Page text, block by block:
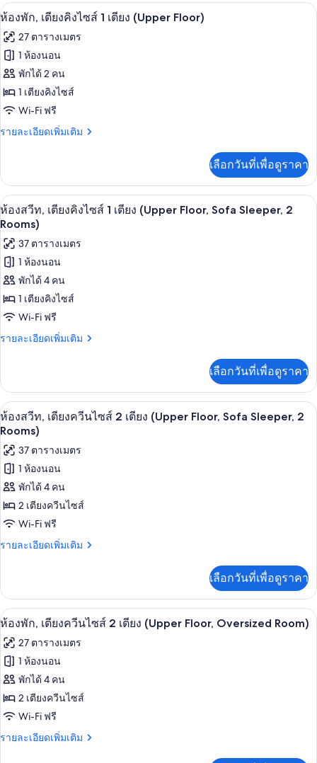
เตียง
(Upper
Floor)
ห้อง
เตียง
ควีน
ไซส์
2
เตียง
(Upper
Floor)
เปิด
ภาพถ่าย
ทั้งหมด
ของ
ห้อง
พัก,
เตียง
ไซส์
เตียง
(Upper
Floor)
โต๊ะทำงาน, พื้นที่ทำงานแบบใช้แล็ปท็อ
8
ห้องพัก, เตียงคิงไซส์ 1 เตียง (Upper Floor)
27 ตารางเมตร
1 ห้องนอน
พักได้ 2 คน
1 เตียงคิงไซส์
Wi-Fi ฟรี
รายละเอียดเพิ่มเติม
ราย
เกี่ยว
กับ
ห้อง
พัก,
คิง
ไซส์
เตียง
(Upper
เลือกวันที่เพื่อดูราคา
เปิด
ภาพถ่าย
ทั้งหมด
ของ
ห้อง
สวีท,
1
เตียง
(Upper
Floor,
Sofa
Sleeper,
2
Rooms)
โต๊ะทำงาน, พื้นที่ทำงานแบบใช้แล็ปท็อ
9
ห้องสวีท, เตียงคิงไซส์ 1 เตียง (Upper Floor, Sofa Sleeper, 2
Rooms)
37 ตารางเมตร
1 ห้องนอน
พักได้ 4 คน
1 เตียงคิงไซส์
Wi-Fi ฟรี
รายละเอียดเพิ่มเติม
ราย
เกี่ยว
กับ
ห้อง
สวี
เตียง
คิง
ไซส์
เตียง
Floor,
Sofa
เลือกวันที่เพื่อดูราคา
เปิด
ภาพถ่าย
ทั้งหมด
ของ
ห้อง
สวีท,
2
เตียง
(Upper
Floor,
Sofa
Sleeper,
2
Rooms)
โต๊ะทำงาน, พื้นที่ทำงานแบบใช้แล็ปท็อ
9
ห้องสวีท, เตียงควีนไซส์ 2 เตียง (Upper Floor, Sofa Sleeper, 2
Rooms)
37 ตารางเมตร
1 ห้องนอน
พักได้ 4 คน
2 เตียงควีนไซส์
Wi-Fi ฟรี
รายละเอียดเพิ่มเติม
ราย
เกี่ยว
กับ
ห้อง
ท,
เตียง
ควีน
ไซส์
2
เตียง
(Upper
Floor,
เลือกวันที่เพื่อดูราคา
เปิด
ภาพถ่าย
ทั้งหมด
ของ
ห้อง
พัก,
เตียง
โต๊ะทำงาน, พื้นที่ทำงานแบบใช้แล็ปท็อ
7
ห้องพัก, เตียงควีนไซส์ 2 เตียง (Upper Floor, Oversized Room)
27 ตารางเมตร
1 ห้องนอน
พักได้ 4 คน
2 เตียงควีนไซส์
Wi-Fi ฟรี
รายละเอียดเพิ่มเติม
ราย